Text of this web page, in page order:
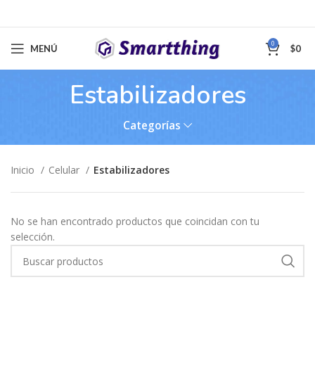
MENÚ 0 $0
Estabilizadores
Categorías
Inicio Celular Estabilizadores
No se han encontrado productos que coincidan con tu
selección.